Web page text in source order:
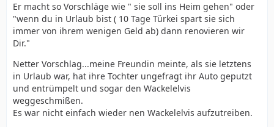
Er macht so Vorschläge wie " sie soll ins Heim gehen" oder
"wenn du in Urlaub bist ( 10 Tage Türkei spart sie sich
immer von ihrem wenigen Geld ab) dann renovieren wir
Dir."
Netter Vorschlag...meine Freundin meinte, als sie letztens
in Urlaub war, hat ihre Tochter ungefragt ihr Auto geputzt
und entrümpelt und sogar den Wackelelvis
weggeschmißen.
Es war nicht einfach wieder nen Wackelelvis aufzutreiben.